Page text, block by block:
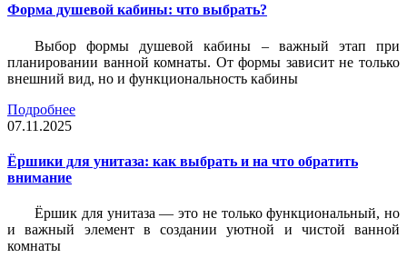
Форма душевой кабины: что выбрать?
Выбор формы душевой кабины – важный этап при
планировании ванной комнаты. От формы зависит не только
внешний вид, но и функциональность кабины
Подробнее
07.11.2025
Ёршики для унитаза: как выбрать и на что обратить
внимание
Ёршик для унитаза — это не только функциональный, но
и важный элемент в создании уютной и чистой ванной
комнаты